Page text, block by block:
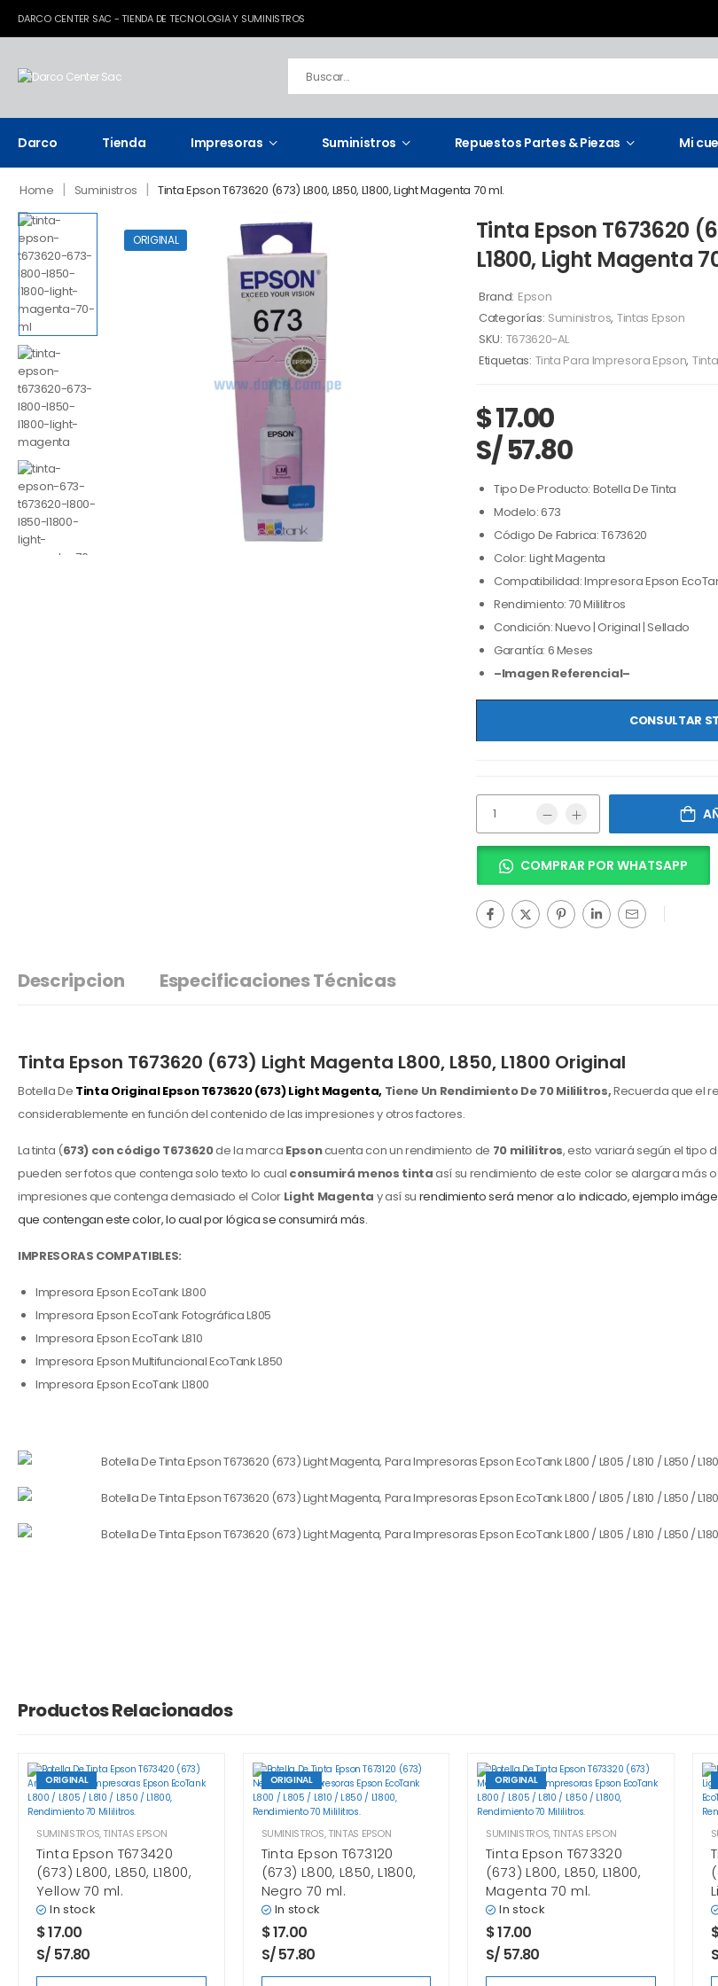
DARCO CENTER SAC - TIENDA DE TECNOLOGIA Y SUMINISTROS
Darco Tienda Impresoras Suministros Repuestos Partes & Piezas Mi
Home | Suministros | Tinta Epson T673620 (673) L800, L850, L1800, Light Magenta 70 ml.
ORIGINAL
Tinta Epson T673620
L1800, Light Magenta
Brand: Epson
Categorías: Suministros, Tintas Epson
SKU: T673620-AL
Etiquetas: Tinta Para Impresora Epson,
$17.00
S/ 57.80
Tipo De Producto: Botella De Tinta
Modelo: 673
Código De Fabrica: T673620
Color: Light Magenta
Compatibilidad: Impresora Epson
Rendimiento: 70 Mililitros
Condición: Nuevo | Original | Sellado
Garantía: 6 Meses
–Imagen Referencial–
CONSULTAR
COMPRAR POR WHATSAPP
Descripcion Especificaciones Técnicas
Tinta Epson T673620 (673) Light Magenta L800, L850, L1800 Original
Botella De Tinta Original EpsonT673620 (673) Light Magenta, Tiene Un Rendimiento De 70 Mililitros,Recuerda que el
considerablemente en función del contenido de las impresiones y otros factores.
La tinta (673) con códigoT673620de la marca Epsoncuenta con un rendimiento de 70 mililitros, esto variará según el tipo
pueden ser fotos que contenga solo texto lo cual consumirá menos tintaasí su rendimiento de este colorse alargara más
impresiones que contenga demasiado el Color Light Magenta y así su rendimiento será menor a lo indicado, ejemplo
que contengan este color, lo cual por lógica se consumirá más.
IMPRESORAS COMPATIBLES:
Impresora Epson EcoTank L800
Impresora Epson EcoTank Fotográfica L805
Impresora Epson EcoTank L810
Impresora Epson Multifuncional EcoTank L850
Impresora Epson EcoTank L1800
Productos Relacionados
ORIGINAL
SUMINISTROS,TINTAS EPSON
Tinta Epson T673420
(673) L800, L850, L1800,
Yellow 70 ml.
In stock
$17.00
S/ 57.80
ORIGINAL
SUMINISTROS,TINTAS EPSON
Tinta Epson T673120
(673) L800, L850, L1800,
Negro 70 ml.
In stock
$17.00
S/ 57.80
ORIGINAL
SUMINISTROS,TINTAS EPSON
Tinta Epson T673320
(673) L800, L850, L1800,
Magenta 70 ml.
In stock
$17.00
S/ 57.80